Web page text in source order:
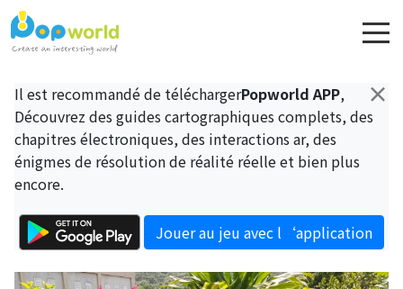
×
Il est recommandé de téléchargerPopworld APP,
Découvrez des guides cartographiques complets, des
chapitres électroniques, des interactions ar, des
énigmes de résolution de réalité réelle et bien plus
encore.
Jouer au jeu avec l‘application